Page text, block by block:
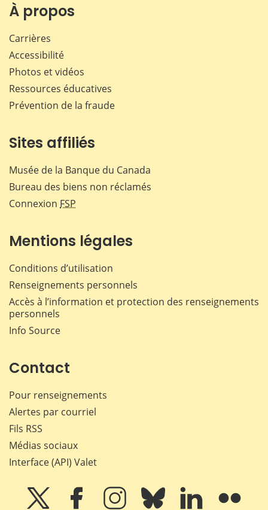
À propos
Carrières
Accessibilité
Photos et vidéos
Ressources éducatives
Prévention de la fraude
Sites affiliés
Musée de la Banque du Canada
Bureau des biens non réclamés
Connexion FSP
Mentions légales
Conditions d’utilisation
Renseignements personnels
Accès à l’information et protection des renseignements
personnels
Info Source
Contact
Pour renseignements
Alertes par courriel
Fils RSS
Médias sociaux
Interface (API) Valet